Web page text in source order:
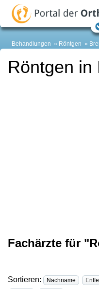
Behandlungen Röntgen
Röntgen in
Fachärzte für
Sortieren: Nachname